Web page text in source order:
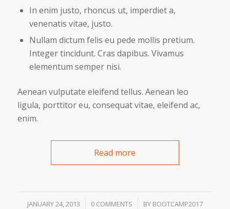
In enim justo, rhoncus ut, imperdiet a,
venenatis vitae, justo.
Nullam dictum felis eu pede mollis pretium.
Integer tincidunt. Cras dapibus. Vivamus
elementum semper nisi.
Aenean vulputate eleifend tellus. Aenean leo
ligula, porttitor eu, consequat vitae, eleifend ac,
enim.
Read more
JANUARY 24, 2013
/ 0 COMMENTS
/ BY BOOTCAMP2017